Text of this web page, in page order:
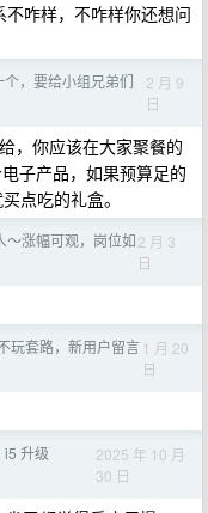
咋样，不咋样你还想问
，要给小组兄弟们
2 月 9
日
，你应该在大家聚餐的
子产品，如果预算足的
点吃的礼盒。
～涨幅可观，岗位如2 月 3
日
玩套路，新用户留言 1 月 20
日
i5 升级
2025 年 10 月
30 日